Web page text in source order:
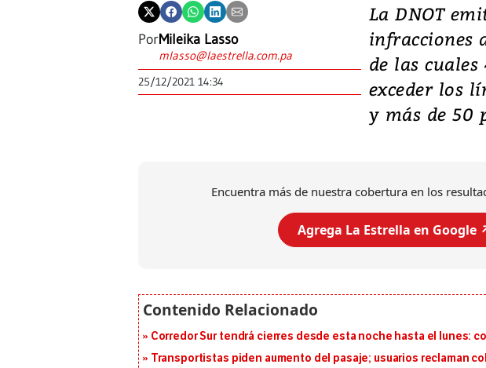
PorMileika Lasso
mlasso@laestrella.com.pa
25/12/2021 14:34
La DNOT
infracciones
de las
exceder los
y más de 50
Encuentra más de nuestra cobertura en los
Agrega La Estrella en Google
Corredor Sur tendrá cierres desde esta noche hasta el lunes:
Transportistas piden aumento del pasaje; usuarios reclaman
al sur